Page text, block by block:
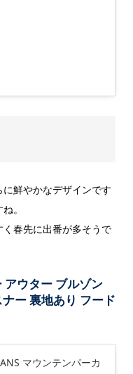
鮮やかなデザインです
。
春先に出番が多そうで
アウター ブルゾン
ー 裏地あり フード
マウンテンパーカ